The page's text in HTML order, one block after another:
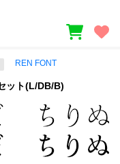
REN FONT
ット(L/DB/B)